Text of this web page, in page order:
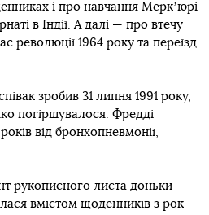
і про навчання Меркʼюрі
в Індії. А далі — про втечу
революції 1964 року та переїзд
зробив 31 липня 1991 року,
погіршувалося. Фредді
від бронхопневмонії,
рукописного листа доньки
вмістом щоденників з рок-